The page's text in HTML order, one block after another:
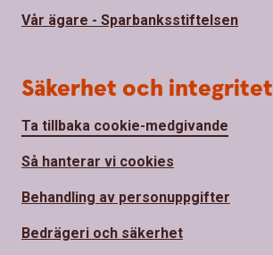
Vår ägare - Sparbanksstiftelsen
Säkerhet och integritet
Ta tillbaka cookie-medgivande
Så hanterar vi cookies
Behandling av personuppgifter
Bedrägeri och säkerhet